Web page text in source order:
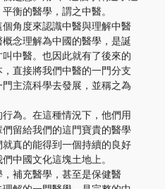
衡的醫學，謂之中醫。
角度來認識中醫與理解中醫
念理解為中國的醫學，是誕
中醫。也因此就有了後來的
直接將我們中醫的一門分支
主流科學去發展，並稱之為
為。在這種情況下，他們用
留給我們的這門寶貴的醫學
真的能得到一個持續的良好
中國文化這塊土地上。
補充醫學，甚至是保健醫